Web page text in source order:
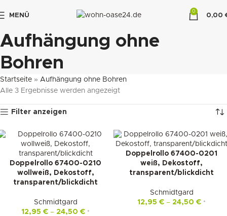
MENÜ
0
0,00
Aufhängung ohne
Bohren
Startseite » Aufhängung ohne Bohren
Alle 3 Ergebnisse werden angezeigt
Filter anzeigen
Doppelrollo 67400-0210
wollweiß, Dekostoff,
transparent/blickdicht
Schmidtgard
12,95 € – 24,50 € *
Doppelrollo 67400-0201
weiß, Dekostoff,
transparent/blickdicht
Schmidtgard
12,95 € – 24,50 € *